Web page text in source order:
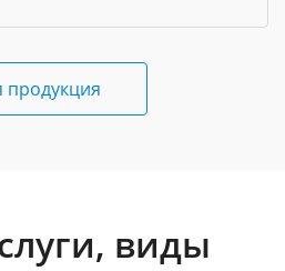
продукция
виды